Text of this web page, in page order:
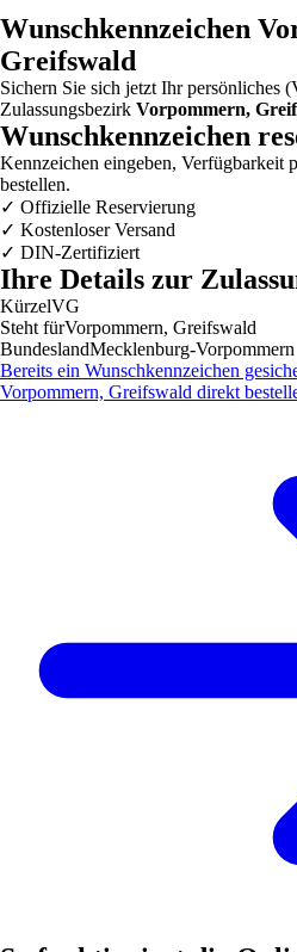
Wunschkennzeichen
Greifswald
Sichern Sie sich jetzt Ihr persönliches
Zulassungsbezirk Vorpommern,
Wunschkennzeichen
Kennzeichen eingeben, Verfügbarkeit
bestellen.
✓ Offizielle Reservierung
✓ Kostenloser Versand
✓ DIN-Zertifiziert
Ihre Details zur
KürzelVG
Steht fürVorpommern, Greifswald
BundeslandMecklenburg-Vorpommern
Bereits ein Wunschkennzeichen
Vorpommern, Greifswald direkt